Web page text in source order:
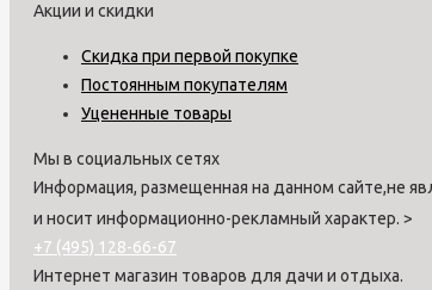
Акции и скидки
Скидка при первой покупке
Постоянным покупателям
Уцененные товары
Мы в социальных сетях
Информация, размещенная на данном сайте,не
и носит информационно-рекламный характер. >
+7 (495) 128-66-67
Интернет магазин товаров для дачи и отдыха.